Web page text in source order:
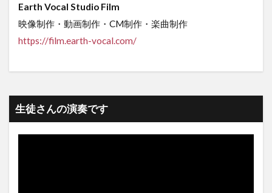
Earth Vocal Studio Film
映像制作・動画制作・CM制作・楽曲制作
https://film.earth-vocal.com/
生徒さんの演奏です
動